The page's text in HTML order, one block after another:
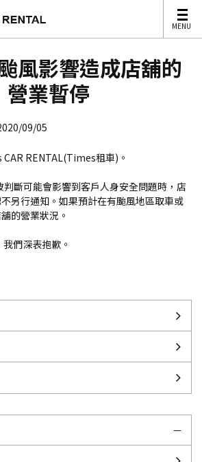
MENU
MENU
風影響造成店舖的
營業暫停
09/05
RENTAL(Times租車)。
斷可能會影響到客戶人身安全問題時，店
另行通知。如果預計在有颱風地區取車或
的營業狀況。
們深表抱歉。